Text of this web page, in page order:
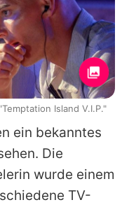
ein bekanntes
Die
wurde einem
TV-
Island V.I.P."